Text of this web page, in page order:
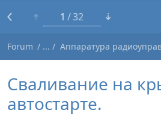
1 32
Forum Аппаратура
Сваливание на
автостарте.